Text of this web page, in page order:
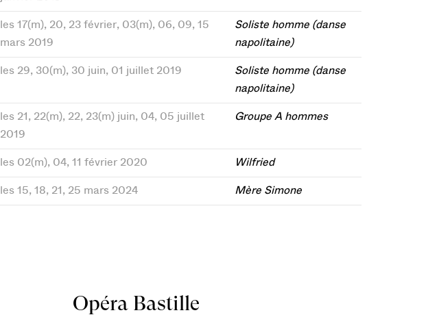
les 17(m), 20, 23 février, 03(m), 06, 09, 15
mars 2019
Soliste homme (danse
napolitaine)
les 29, 30(m), 30 juin, 01 juillet 2019
Soliste homme (danse
napolitaine)
les 21, 22(m), 22, 23(m) juin, 04, 05 juillet
2019
Groupe A hommes
les 02(m), 04, 11 février 2020 Wilfried
les 15, 18, 21, 25 mars 2024 Mère Simone
Opéra Bastille